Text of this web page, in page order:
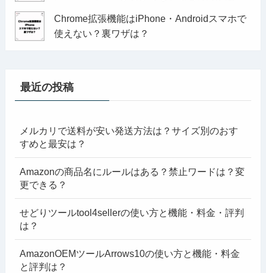
Chrome拡張機能はiPhone・Androidスマホで
使えない？裏ワザは？
最近の投稿
メルカリで送料が安い発送方法は？サイズ別のおす
すめと最安は？
Amazonの商品名にルールはある？禁止ワードは？変
更できる？
せどりツールtool4sellerの使い方と機能・料金・評判
は？
AmazonOEMツールArrows10の使い方と機能・料金
と評判は？